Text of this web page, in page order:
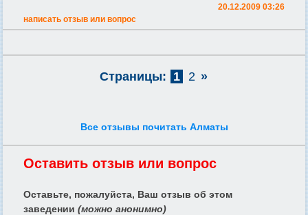
20.12.2009 03:26
написать отзыв или вопрос
Страницы: 1 2 »
Все отзывы почитать Алматы
Оставить отзыв или вопрос
Оставьте, пожалуйста, Ваш отзыв об этом
заведении (можно анонимно)